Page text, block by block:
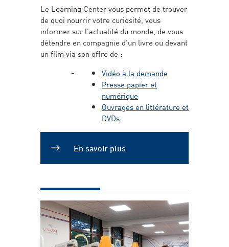
Le Learning Center vous permet de trouver
de quoi nourrir votre curiosité, vous
informer sur l'actualité du monde, de vous
détendre en compagnie d'un livre ou devant
un film via son offre de :
Vidéo à la demande
Presse papier et
numérique
Ouvrages en littérature et
DVDs
En savoir plus